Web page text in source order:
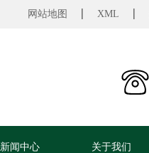
网站地图 XML
新闻中心 关于我们